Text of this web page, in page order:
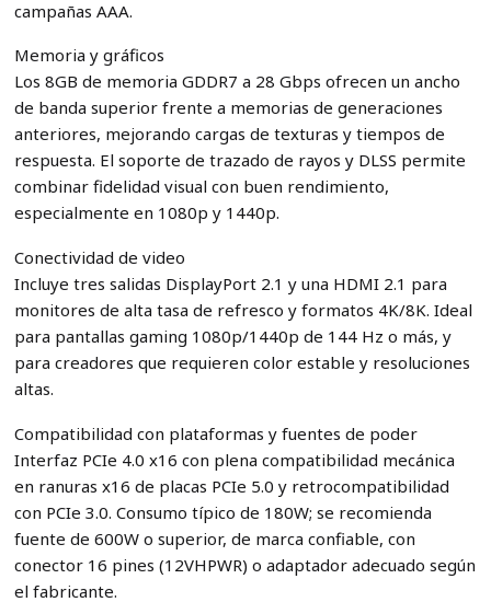
campañas AAA.
Memoria y gráficos
Los 8GB de memoria GDDR7 a 28 Gbps ofrecen un ancho
de banda superior frente a memorias de generaciones
anteriores, mejorando cargas de texturas y tiempos de
respuesta. El soporte de trazado de rayos y DLSS permite
combinar fidelidad visual con buen rendimiento,
especialmente en 1080p y 1440p.
Conectividad de video
Incluye tres salidas DisplayPort 2.1 y una HDMI 2.1 para
monitores de alta tasa de refresco y formatos 4K/8K. Ideal
para pantallas gaming 1080p/1440p de 144 Hz o más, y
para creadores que requieren color estable y resoluciones
altas.
Compatibilidad con plataformas y fuentes de poder
Interfaz PCIe 4.0 x16 con plena compatibilidad mecánica
en ranuras x16 de placas PCIe 5.0 y retrocompatibilidad
con PCIe 3.0. Consumo típico de 180W; se recomienda
fuente de 600W o superior, de marca confiable, con
conector 16 pines (12VHPWR) o adaptador adecuado según
el fabricante.